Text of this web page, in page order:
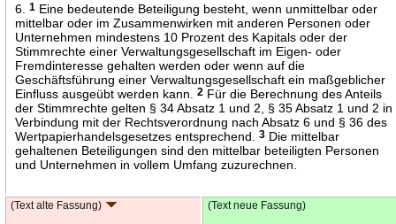
6.1 Eine bedeutende Beteiligung besteht, wenn unmittelbar oder
mittelbar oder im Zusammenwirken mit anderen Personen oder
Unternehmen mindestens 10 Prozent des Kapitals oder der
Stimmrechte einer Verwaltungsgesellschaft im Eigen- oder
Fremdinteresse gehalten werden oder wenn auf die
Geschäftsführung einer Verwaltungsgesellschaft ein maßgeblicher
Einfluss ausgeübt werden kann.2 Für die Berechnung des Anteils
der Stimmrechte gelten § 34 Absatz 1 und 2, § 35 Absatz 1 und 2 in
Verbindung mit der Rechtsverordnung nach Absatz 6 und § 36 des
Wertpapierhandelsgesetzes entsprechend.3 Die mittelbar
gehaltenen Beteiligungen sind den mittelbar beteiligten Personen
und Unternehmen in vollem Umfang zuzurechnen.
(Text alte Fassung) (Text neue Fassung)